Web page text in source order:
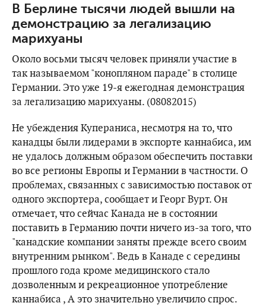
В Берлине тысячи людей вышли на
демонстрацию за легализацию
марихуаны
Около восьми тысяч человек приняли участие в
так называемом "конопляном параде" в столице
Германии. Это уже 19-я ежегодная демонстрация
за легализацию марихуаны. (08082015)
Не убеждения Купераниса, несмотря на то, что
канадцы были лидерами в экспорте каннабиса, им
не удалось должным образом обеспечить поставки
во все регионы Европы и Германии в частности. О
проблемах, связанных с зависимостью поставок от
одного экспортера, сообщает и Георг Вурт. Он
отмечает, что сейчас Канада не в состоянии
поставить в Германию почти ничего из-за того, что
"канадские компании заняты прежде всего своим
внутренним рынком". Ведь в Канаде с середины
прошлого года кроме медицинского стало
дозволенным и рекреационное употребление
каннабиса , А это значительно увеличило спрос.